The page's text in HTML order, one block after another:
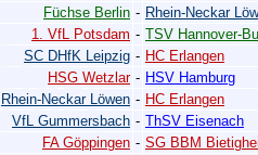
Füchse Berlin - Rhein-Neckar
1. VfL Potsdam - TSV Hannover-
SC DHfK Leipzig - HC Erlangen
HSG Wetzlar - HSV Hamburg
Rhein-Neckar Löwen - HC Erlangen
VfL Gummersbach - ThSV Eisenach
FA Göppingen - SG BBM